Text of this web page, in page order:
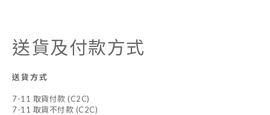
送貨及付款方式
送貨方式
7-11 取貨付款 (C2C)
7-11 取貨不付款 (C2C)